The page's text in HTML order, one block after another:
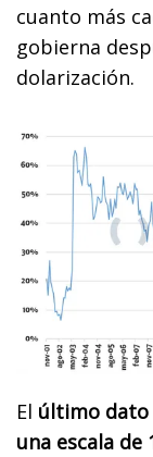
cuanto más
gobierna
dolarización.
El último dato
una escala de